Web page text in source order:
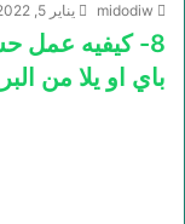
midodiw يناير 5, 2022
8- كيفيه عمل
باي او يلا من